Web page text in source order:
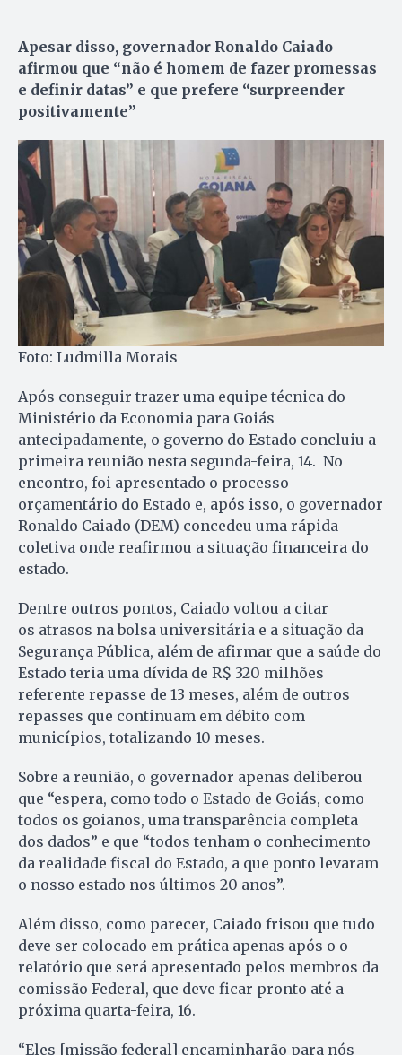
Apesar disso, governador Ronaldo Caiado
afirmou que “não é homem de fazer promessas
e definir datas” e que prefere “surpreender
positivamente”
Foto: Ludmilla Morais
Após conseguir trazer uma equipe técnica do
Ministério da Economia para Goiás
antecipadamente, o governo do Estado concluiu a
primeira reunião nesta segunda-feira, 14. No
encontro, foi apresentado o processo
orçamentário do Estado e, após isso, o governador
Ronaldo Caiado (DEM) concedeu uma rápida
coletiva onde reafirmou a situação financeira do
estado.
Dentre outros pontos, Caiado voltou a citar
os atrasos na bolsa universitária e a situação da
Segurança Pública, além de afirmar que a saúde do
Estado teria uma dívida de R$ 320 milhões
referente repasse de 13 meses, além de outros
repasses que continuam em débito com
municípios, totalizando 10 meses.
Sobre a reunião, o governador apenas deliberou
que “espera, como todo o Estado de Goiás, como
todos os goianos, uma transparência completa
dos dados” e que “todos tenham o conhecimento
da realidade fiscal do Estado, a que ponto levaram
o nosso estado nos últimos 20 anos”.
Além disso, como parecer, Caiado frisou que tudo
deve ser colocado em prática apenas após o o
relatório que será apresentado pelos membros da
comissão Federal, que deve ficar pronto até a
próxima quarta-feira, 16.
“Eles [missão federal] encaminharão para nós